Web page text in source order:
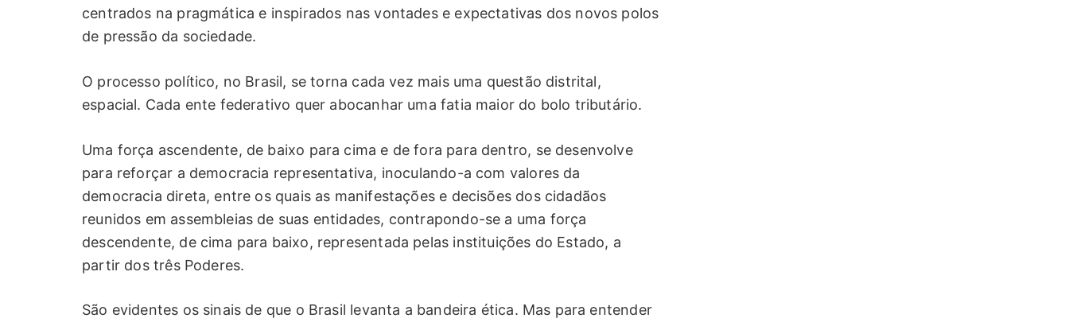
centrados na pragmática e inspirados nas vontades e expectativas dos novos polos
de pressão da sociedade.
O processo político, no Brasil, se torna cada vez mais uma questão distrital,
espacial. Cada ente federativo quer abocanhar uma fatia maior do bolo tributário.
Uma força ascendente, de baixo para cima e de fora para dentro, se desenvolve
para reforçar a democracia representativa, inoculando-a com valores da
democracia direta, entre os quais as manifestações e decisões dos cidadãos
reunidos em assembleias de suas entidades, contrapondo-se a uma força
descendente, de cima para baixo, representada pelas instituições do Estado, a
partir dos três Poderes.
São evidentes os sinais de que o Brasil levanta a bandeira ética. Mas para entender